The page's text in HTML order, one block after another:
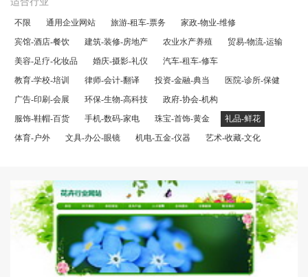
不限 通用企业网站 旅游-租车-票务
家政-物业-维修
宾馆-酒店-餐饮
建筑-装修-房地产 农业水产养殖
贸易-物流-运输
美容-足疗-化妆品
婚庆-摄影-礼仪
汽车-租车-修车
教育-学校-培训
律师-会计-翻译 投资-金融-典当
医院-诊所-保健
广告-印刷-会展
环保-生物-高科技
政府-协会-机构
服饰-鞋帽-百货
手机-数码-家电 珠宝-首饰-黄金
礼品-鲜花
体育-户外
文具-办公-眼镜 机电-五金-仪器 艺术-收藏-文化